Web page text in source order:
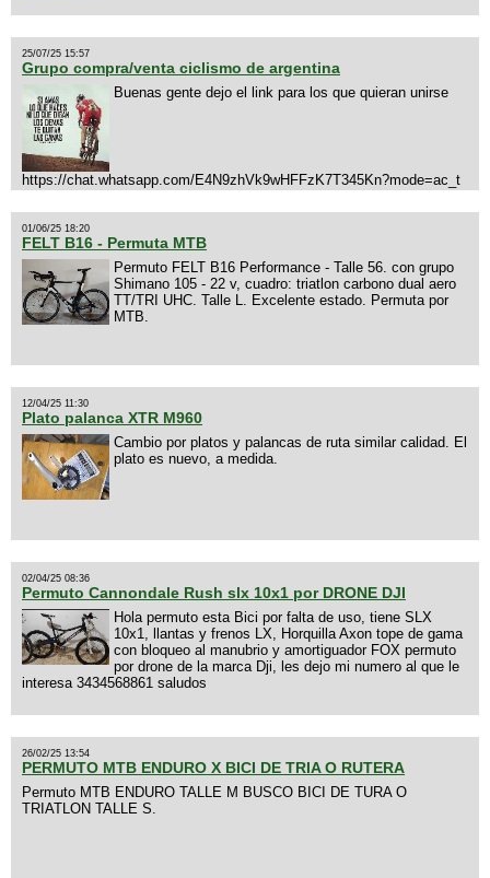
25/07/25 15:57
Grupo compra/venta ciclismo de argentina
Buenas gente dejo el link para los que quieran unirse
https://chat.whatsapp.com/E4N9zhVk9wHFFzK7T345Kn?mode=ac_t
01/06/25 18:20
FELT B16 - Permuta MTB
Permuto FELT B16 Performance - Talle 56. con grupo
Shimano 105 - 22 v, cuadro: triatlon carbono dual aero
TT/TRI UHC. Talle L. Excelente estado. Permuta por
MTB.
12/04/25 11:30
Plato palanca XTR M960
Cambio por platos y palancas de ruta similar calidad. El
plato es nuevo, a medida.
02/04/25 08:36
Permuto Cannondale Rush slx 10x1 por DRONE DJI
Hola permuto esta Bici por falta de uso, tiene SLX
10x1, llantas y frenos LX, Horquilla Axon tope de gama
con bloqueo al manubrio y amortiguador FOX permuto
por drone de la marca Dji, les dejo mi numero al que le
interesa 3434568861 saludos
26/02/25 13:54
PERMUTO MTB ENDURO X BICI DE TRIA O RUTERA
Permuto MTB ENDURO TALLE M BUSCO BICI DE TURA O
TRIATLON TALLE S.